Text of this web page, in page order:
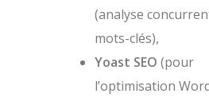
(analyse
mots-clés),
Yoast SEO (pour
l’optimisation